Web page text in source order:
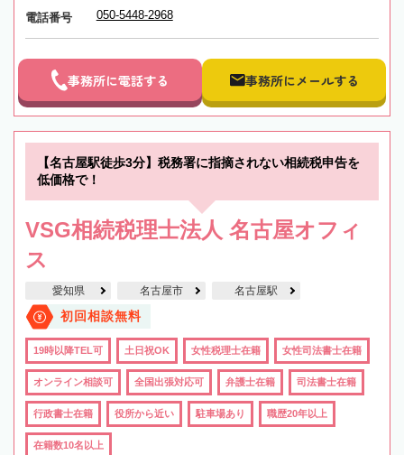
電話番号 050-5448-2968
事務所に電話する 事務所にメールする
【名古屋駅徒歩3分】税務署に指摘されない相続税申告を
低価格で！
VSG相続税理士法人 名古屋オフィ
ス
愛知県 名古屋市 名古屋駅
初回相談無料
19時以降TEL可 土日祝OK 女性税理士在籍 女性司法書士在籍
オンライン相談可 全国出張対応可 弁護士在籍 司法書士在籍
行政書士在籍 役所から近い 駐車場あり 職歴20年以上
在籍数10名以上